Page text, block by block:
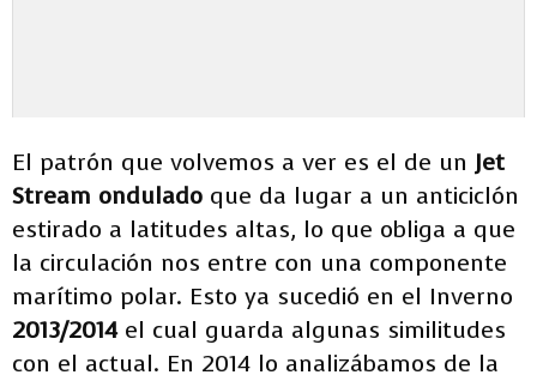
El patrón que volvemos a ver es el de un Jet
Stream ondulado que da lugar a un anticiclón
estirado a latitudes altas, lo que obliga a que
la circulación nos entre con una componente
marítimo polar. Esto ya sucedió en el Inverno
2013/2014el cual guarda algunas similitudes
con el actual. En 2014 lo analizábamos de la